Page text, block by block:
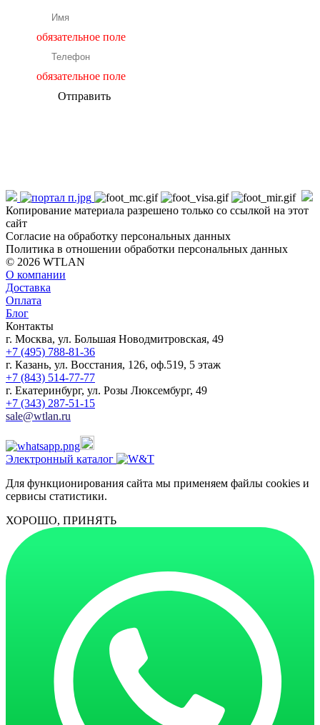
обязательное поле
обязательное поле
Отправить
Копирование материала разрешено только со ссылкой на этот
сайт
Согласие на обработку персональных данных
Политика в отношении обработки персональных данных
© 2026 WTLAN
О компании
Доставка
Оплата
Блог
Контакты
г. Москва, ул. Большая Новодмитровская, 49
+7 (495) 788-81-36
г. Казань, ул. Восстания, 126, оф.519, 5 этаж
+7 (843) 514-77-77
г. Екатеринбург, ул. Розы Люксембург, 49
+7 (343) 287-51-15
sale@wtlan.ru
Электронный каталог
Для функционирования сайта мы применяем файлы cookies и
сервисы статистики.
ХОРОШО, ПРИНЯТЬ